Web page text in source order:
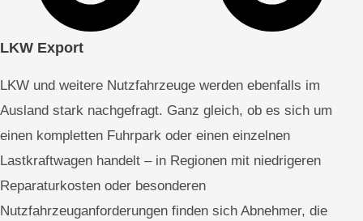
LKW Export
LKW und weitere Nutzfahrzeuge werden ebenfalls im
Ausland stark nachgefragt. Ganz gleich, ob es sich um
einen kompletten Fuhrpark oder einen einzelnen
Lastkraftwagen handelt – in Regionen mit niedrigeren
Reparaturkosten oder besonderen
Nutzfahrzeuganforderungen finden sich Abnehmer, die